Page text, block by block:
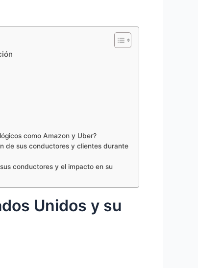
como Amazon y Uber?
de sus conductores y clientes durante
conductores y el impacto en su
Unidos y su